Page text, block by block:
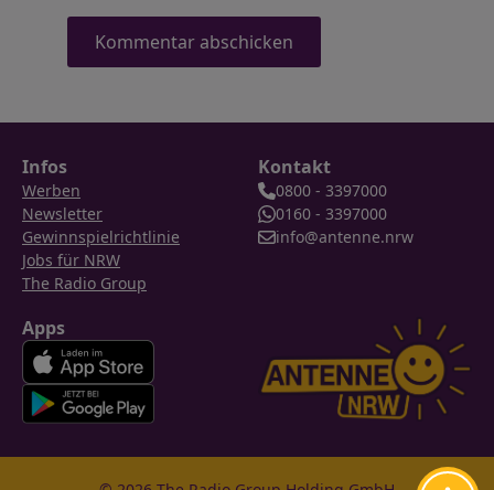
Infos
Werben
Newsletter
Gewinnspielrichtlinie
Jobs für NRW
The Radio Group
Kontakt
0800 - 3397000
0160 - 3397000
info@antenne.nrw
Apps